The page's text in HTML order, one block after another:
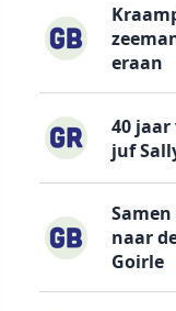
eraan
40 jaar
juf
naar
Goirle